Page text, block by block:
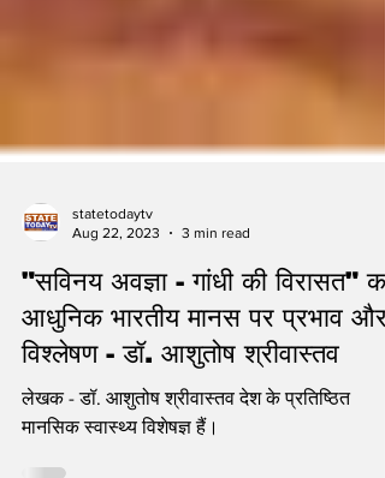
Aug 22, 2023
3 min read
"सविनय अवज्ञा - गांधी की विरासत" का
आधुनिक भारतीय मानस पर प्रभाव और
विश्लेषण - डॉ. आशुतोष श्रीवास्तव
लेखक - डॉ. आशुतोष श्रीवास्तव देश के प्रतिष्ठित
मानसिक स्वास्थ्य विशेषज्ञ हैं।